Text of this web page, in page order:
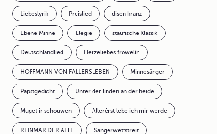
Liebeslyrik Preislied disen kranz
Ebene Minne Elegie staufische Klassik
Deutschlandlied Herzeliebes frowelîn
HOFFMANN VON FALLERSLEBEN Minnesänger
Papstgedicht Unter der linden an der heide
Muget ir schouwen Allerêrst lebe ich mir werde
REINMAR DER ALTE Sängerwettstreit